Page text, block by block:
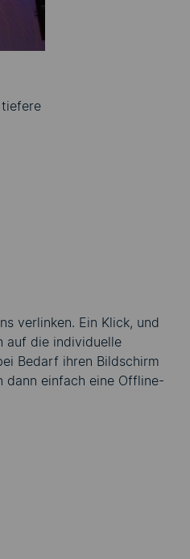
tiefere
verlinken. Ein Klick, und
auf die individuelle
Bedarf ihren Bildschirm
dann einfach eine Offline-